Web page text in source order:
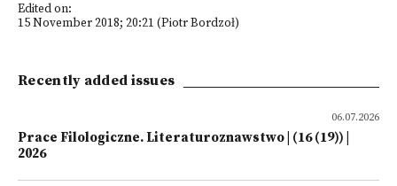
Edited on:
15 November 2018; 20:21 (Piotr Bordzoł)
Recently added issues
06.07.2026
Prace Filologiczne. Literaturoznawstwo | (16 (19)) |
2026